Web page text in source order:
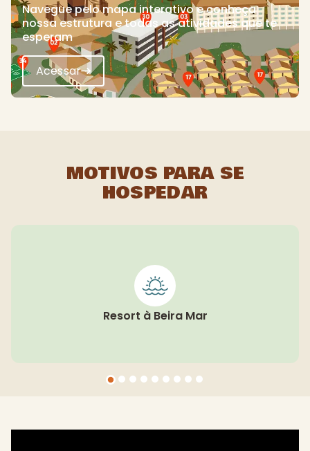
Navegue pelo mapa interativo e conheça
nossa estrutura e todas as atividades que te
esperam
Acessar
MOTIVOS PARA SE
HOSPEDAR
Resort à Beira Mar